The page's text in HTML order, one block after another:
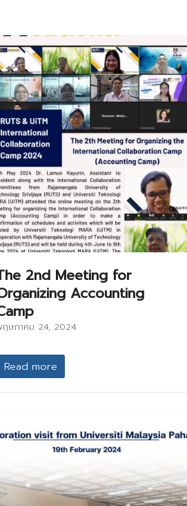
2nd Meeting for
Accounting
ษภาคม 24, 2024
Read more